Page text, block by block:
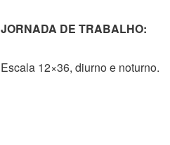
JORNADA DE TRABALHO:
Escala 12×36, diurno e noturno.